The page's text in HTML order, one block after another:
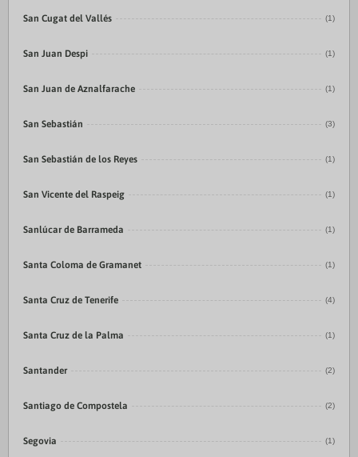
San Cugat del Vallés (1)
San Juan Despi (1)
San Juan de Aznalfarache (1)
San Sebastián (3)
San Sebastián de los Reyes (1)
San Vicente del Raspeig (1)
Sanlúcar de Barrameda (1)
Santa Coloma de Gramanet (1)
Santa Cruz de Tenerife (4)
Santa Cruz de la Palma (1)
Santander (2)
Santiago de Compostela (2)
Segovia (1)